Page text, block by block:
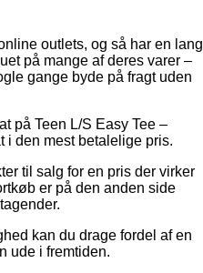
outlets, og så har en lang
på mange af deres varer –
gange byde på fragt uden
på Teen L/S Easy Tee –
i den mest betalelige pris.
til salg for en pris der virker
er på den anden side
kan du drage fordel af en
ude i fremtiden.